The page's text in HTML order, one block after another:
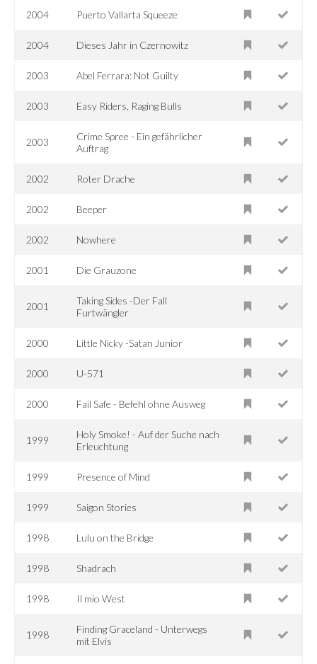
2004 Puerto Vallarta Squeeze
2004 Dieses Jahr in Czernowitz
2003 Abel Ferrara: Not Guilty
2003 Easy Riders, Raging Bulls
2003
Crime Spree - Ein gefährlicher
Auftrag
2002 Roter Drache
2002 Beeper
2002 Nowhere
2001 Die Grauzone
2001
Taking Sides -Der Fall
Furtwängler
2000 Little Nicky -Satan Junior
2000 U-571
2000 Fail Safe - Befehl ohne Ausweg
1999
Holy Smoke! - Auf der Suche nach
Erleuchtung
1999 Presence of Mind
1999 Saigon Stories
1998 Lulu on the Bridge
1998 Shadrach
1998 Il mio West
1998
Finding Graceland - Unterwegs
mit Elvis